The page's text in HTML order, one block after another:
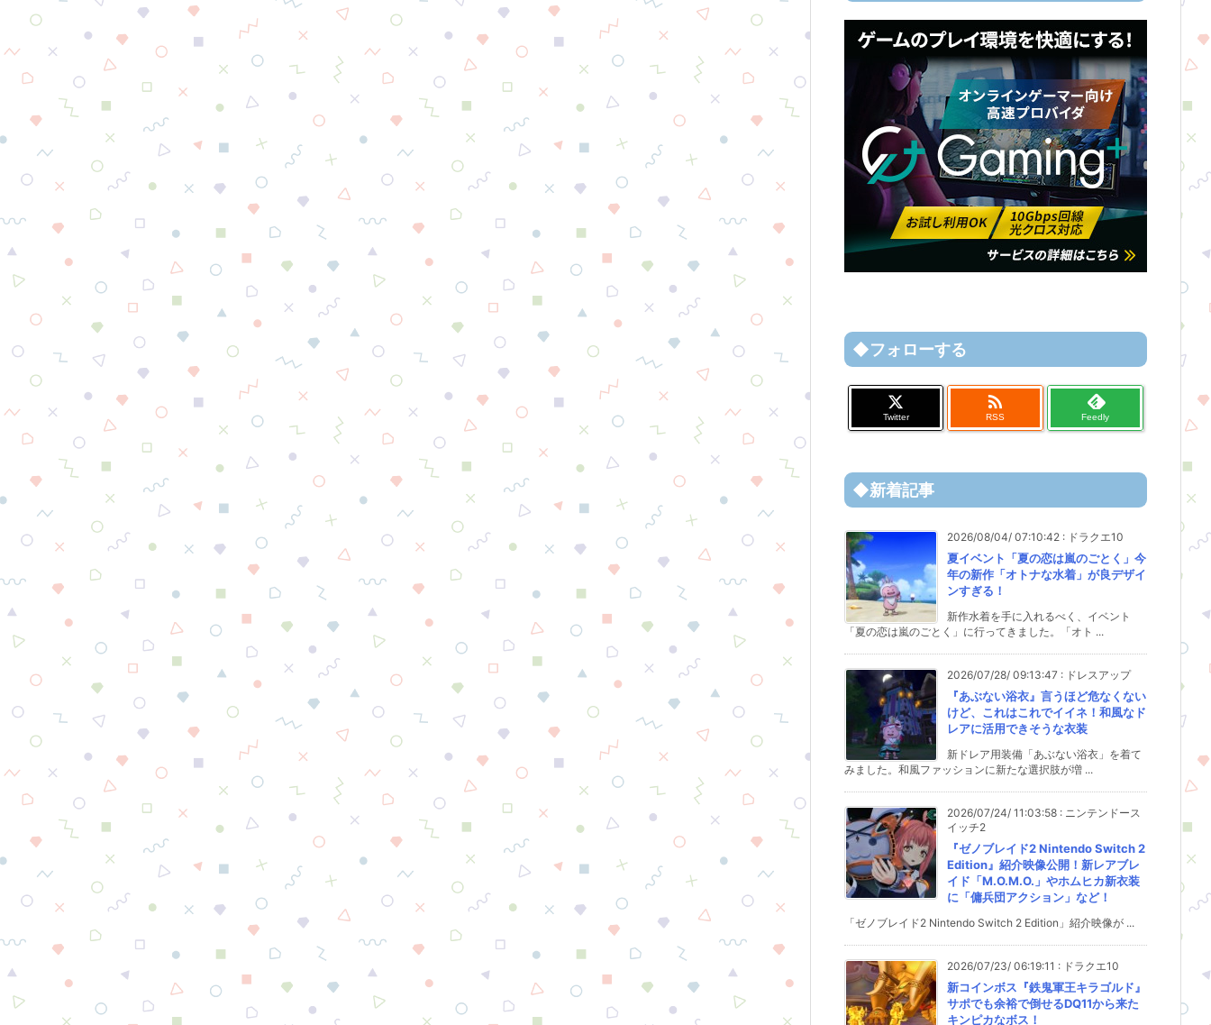
◆フォローする
Twitter

RSS Feedly
◆新着記事
2026/08/04/ 07:10:42 : ドラクエ10
夏イベント「夏の恋は嵐のごとく」今
年の新作「オトナな水着」が良デザイ
ンすぎる！
新作水着を手に入れるべく、イベント
「夏の恋は嵐のごとく」に行ってきました。「オト ...
2026/07/28/ 09:13:47 : ドレスアップ
『あぶない浴衣』言うほど危なくない
けど、これはこれでイイネ！和風なド
レアに活用できそうな衣装
新ドレア用装備「あぶない浴衣」を着て
みました。和風ファッションに新たな選択肢が増 ...
2026/07/24/ 11:03:58 : ニンテンドース
イッチ2
『ゼノブレイド2 Nintendo Switch 2
Edition』紹介映像公開！新レアブレ
イド「M.O.M.O.」やホムヒカ新衣装
に「傭兵団アクション」など！
「ゼノブレイド2 Nintendo Switch 2 Edition」紹介映像が ...
2026/07/23/ 06:19:11 : ドラクエ10
新コインボス『鉄鬼軍王キラゴルド』
サポでも余裕で倒せるDQ11から来た
キンピカなボス！